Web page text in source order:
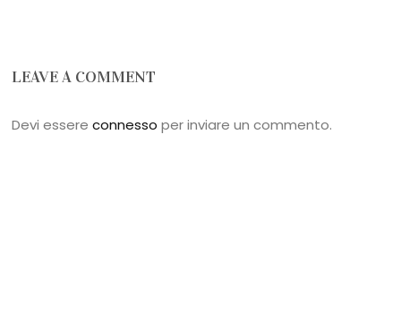
LEAVE A COMMENT
Devi essereconnesso per inviare un commento.